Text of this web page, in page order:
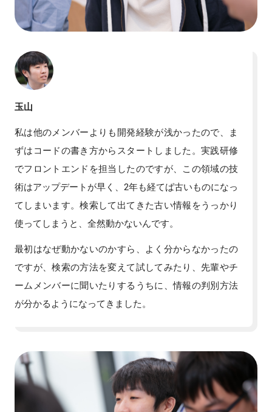
玉山
私は他のメンバーよりも開発経験が浅かったので、ま
ずはコードの書き方からスタートしました。実践研修
でフロントエンドを担当したのですが、この領域の技
術はアップデートが早く、2年も経てば古いものになっ
てしまいます。検索して出てきた古い情報をうっかり
使ってしまうと、全然動かないんです。
最初はなぜ動かないのかすら、よく分からなかったの
ですが、検索の方法を変えて試してみたり、先輩やチ
ームメンバーに聞いたりするうちに、情報の判別方法
が分かるようになってきました。